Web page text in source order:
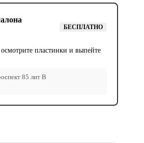
БЕСПЛАТНО
пластинки и выпейте
85 лит В